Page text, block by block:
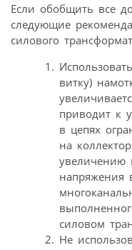
Если обобщить все
следующие
силового
витку)
приводит к
в цепях
на
увеличению
напряжения
силовом
Не